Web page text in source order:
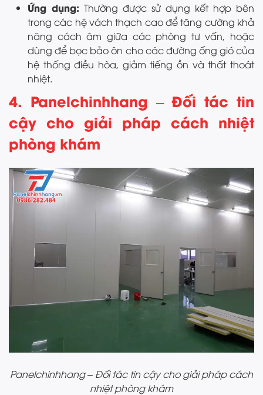
Ứng dụng: Thường được sử dụng kết hợp bên
trong các hệ vách thạch cao để tăng cường khả
năng cách âm giữa các phòng tư vấn, hoặc
dùng để bọc bảo ôn cho các đường ống gió của
hệ thống điều hòa, giảm tiếng ồn và thất thoát
nhiệt.
4. Panelchinhhang – Đối tác tin
cậy cho giải pháp cách nhiệt
phòng khám
Panelchinhhang – Đối tác tin cậy cho giải pháp cách
nhiệt phòng khám